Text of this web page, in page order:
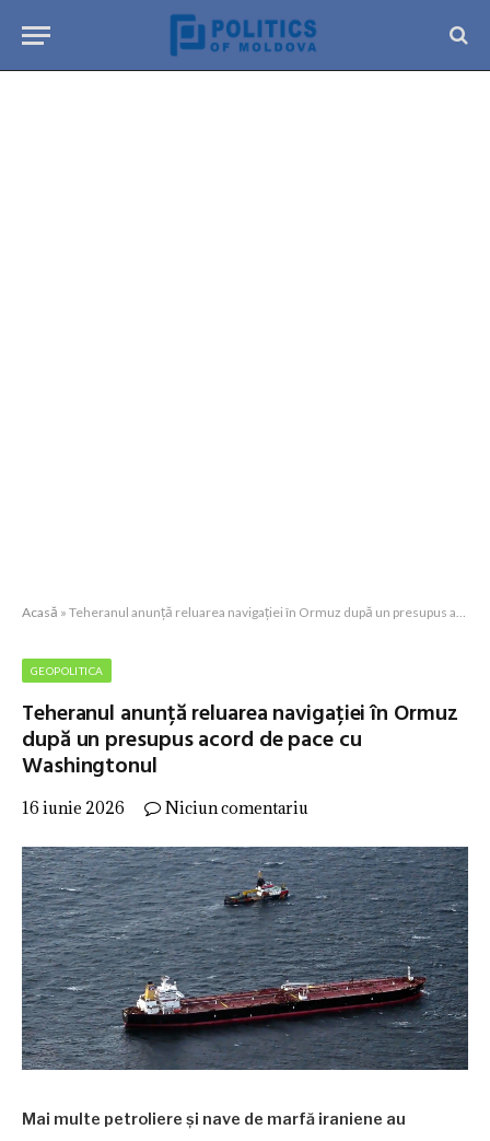
Acasă » Teheranul anunță reluarea navigației în Ormuz după un presupus acord de pace cu Washingtonul
GEOPOLITICA
Teheranul anunță reluarea navigației în Ormuz
după un presupus acord de pace cu
Washingtonul
16 iunie 2026 Niciun comentariu
Mai multe petroliere și nave de marfă iraniene au